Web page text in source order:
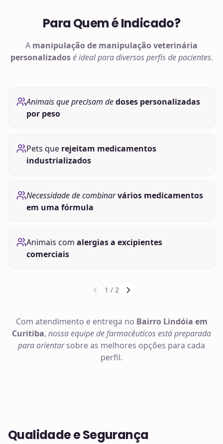
Para Quem é Indicado?
A manipulação de manipulação veterinária
personalizados é ideal para diversos perfis de pacientes.
Animais que precisam dedoses personalizadas
por peso
Pets que rejeitam medicamentos
industrializados
Necessidade de combinarvários medicamentos
em uma fórmula
Animais com alergias a excipientes
comerciais
1 / 2
Com atendimento e entrega no Bairro Lindóia em
Curitiba, nossa equipe de farmacêuticos está preparada
para orientarsobre as melhores opções para cada
perfil.
Qualidade e Segurança